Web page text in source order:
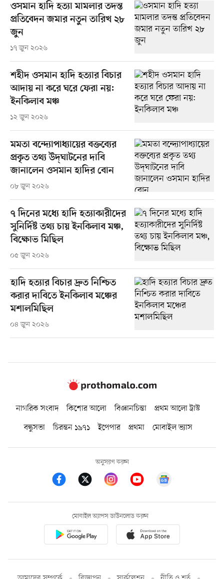
ওসমান হাদি হত্যা মামলার তদন্ত
প্রতিবেদন জমার নতুন তারিখ ২৮
জুন
১৭ জুন ২০২৬
শহীদ ওসমান হাদি হত্যার বিচার
আদায় না করে ঘরে ফেরা নয়:
ইনকিলাব মঞ্চ
১২ জুন ২০২৬
মমতা বন্দ্যোপাধ্যায়ের বক্তব্যের
প্রকৃত তথ্য উদ্‌ঘাটনের দাবি
জানালেন ওসমান হাদির বোন
০৮ জুন ২০২৬
৭ দিনের মধ্যে হাদি হত্যাকারীদের
সুনির্দিষ্ট তথ্য চায় ইনকিলাব মঞ্চ,
বিক্ষোভ মিছিল
০৫ জুন ২০২৬
হাদি হত্যার বিচার দ্রুত নিশ্চিত
করার দাবিতে ইনকিলাব মঞ্চের
মশালমিছিল
০৪ জুন ২০২৬
নাগরিক সংবাদ কিশোর আলো বিজ্ঞানচিন্তা
প্রথম আলো ট্রাস্ট
বন্ধুসভা
চিরন্তন ১৯৭১ ইপেপার প্রথমা মোবাইল ভ্যাস
অনুসরণ করুন
মোবাইল অ্যাপস ডাউনলোড করুন